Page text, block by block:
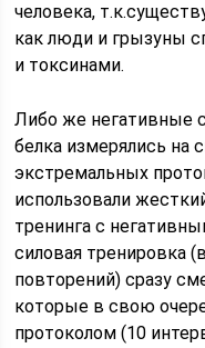
человека,
как люди и грызуны
и токсинами.
Либо же негативные
белка измерялись на
экстремальных
использовали
тренинга c
силовая тренировка
повторений) сразу
которые в свою
протоколом (10